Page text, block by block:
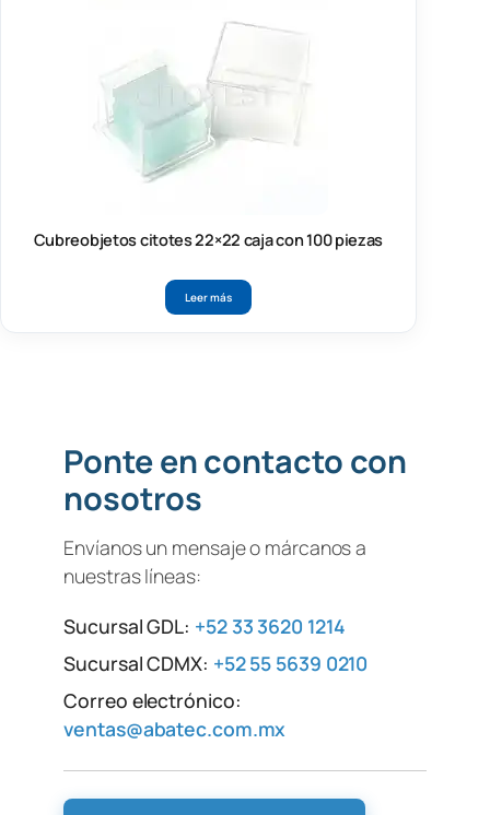
Cubreobjetos citotes 22×22 caja con 100 piezas
Leer más
Ponte en contacto con
nosotros
Envíanos un mensaje o márcanos a
nuestras líneas:
Sucursal GDL: +52 33 3620 1214
Sucursal CDMX: +52 55 5639 0210
Correo electrónico:
ventas@abatec.com.mx